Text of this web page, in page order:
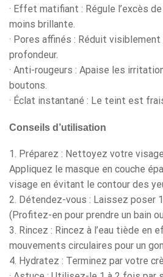
· Effet matifiant : Régule l’excès
moins brillante.
· Pores affinés : Réduit
profondeur.
· Anti-rougeurs : Apaise les
boutons.
· Éclat instantané : Le teint est
Conseils d’utilisation
1. Préparez : Nettoyez votre
Appliquez le masque en couche
visage en évitant le contour des
2. Détendez-vous : Laissez poser
(Profitez-en pour prendre un bain
3. Rincez : Rincez à l’eau tiède en
mouvements circulaires pour un
4. Hydratez : Terminez par votre